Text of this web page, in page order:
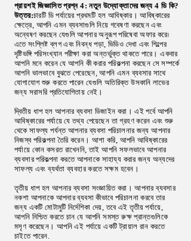
প্রায়শই জিজ্ঞাসিত প্রশ্ন 4: নতুন উদ্যোক্তাদের জন্য 4 ডি কি?
উত্তর:চারটি ডি পর্যায়ের প্রথমটি হল আবিষ্কার। আবিষ্কারের
ক্ষেত্রে, আপনি এমন ব্যবসাগুলি নিয়ে গবেষণা করছেন এবং
অন্বেষণ করছেন যেগুলি আপনার অনুরূপ পরিষেবা অফার করে৷
এতে সংশ্লিষ্ট ব্লগ এবং নিবন্ধ পড়া, ভিডিও দেখা এবং শিল্পের
দৃষ্টিভঙ্গি পরিসংখ্যান পরীক্ষা করা অন্তর্ভুক্ত থাকতে পারে। একবার
আপনি মনে করেন যে আপনি কী করার পরিকল্পনা করছেন সে সম্পর্কে
আপনি ভালভাবে বুঝতে পেরেছেন, আপনি এমন ব্যবসার সাথে
যোগাযোগ শুরু করতে পারেন যেগুলি অতিরিক্ত উসকানি লাভের
জন্য সরাসরি প্রতিযোগিতায় নেই।
দ্বিতীয় ধাপ হল আপনার ব্যবসা ডিজাইন করা। এই পর্বে আপনি
আবিষ্কারের পর্যায়ে যে তথ্য পেয়েছেন তা গ্রহণ করেন এবং শুরু
থেকে সাফল্য পর্যন্ত আপনার ব্যবসা পরিচালনার জন্য আপনার
নিজস্ব পরিকল্পনা তৈরি করেন। আশা করি, আপনি আবিষ্কারের
পর্যায়ে কোন কসরত রাখেননি, তাই আপনি সফলভাবে আপনার
ব্যবসার পরিকল্পনা করতে আপনাকে সাহায্য করার জন্য অন্যদের
সাফল্য এবং ব্যর্থতা ব্যবহার করতে সক্ষম হবেন।
তৃতীয় ধাপ হল আপনার ব্যবসা সংজ্ঞায়িত করা। আপনার ব্যবসার
নকশা আপনাকে আপনার ব্যবসা কীভাবে পরিচালনা করবে তার
জন্য একটি মোটামুটি নির্দেশিকা দেয়, তবে এই তৃতীয় পর্যায়ে,
আপনি নিশ্চিত করতে চান যে আপনি সমস্ত রুক্ষ প্রান্তগুলিকে
মসৃণ করেছেন। আপনি এই পর্যায়ে একটি ট্রায়াল রান করতে
চাইতে পারেন.